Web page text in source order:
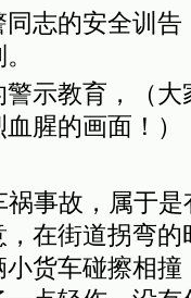
志的安全训
示教育，（
腥的画面！）
祸事故，属于
在街道拐弯
货车碰擦相